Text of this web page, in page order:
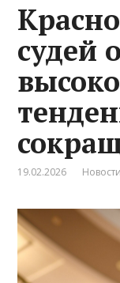
судей
19.02.2026 Новости